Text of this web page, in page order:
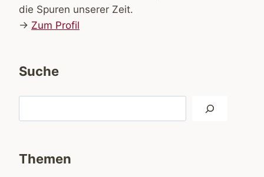
die Spuren unserer Zeit.
→ Zum Profil
Suche
Themen